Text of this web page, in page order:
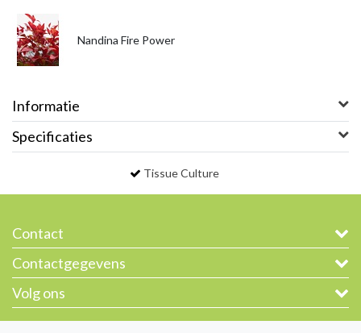
Nandina Fire Power
Informatie
Specificaties
Tissue Culture
Contact
Contactgegevens
Volg ons